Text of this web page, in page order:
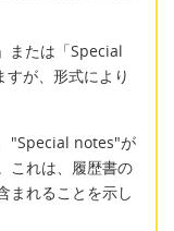
または「Special
が、形式により
"Special notes"が
これは、履歴書の
まれることを示し